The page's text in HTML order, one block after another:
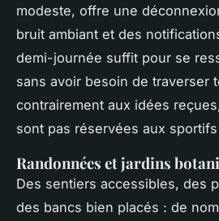
modeste, offre une
bruit ambiant et des
demi-journée suffit pour se
sans avoir besoin de traverser
contrairement aux idées
sont pas réservées aux
Randonnées et jardins
Des sentiers accessibles, des
des bancs bien placés : de